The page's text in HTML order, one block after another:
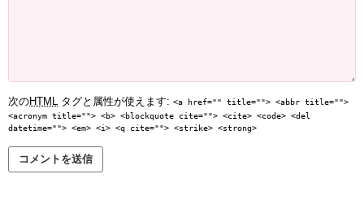
次のHTML タグと属性が使えます: <a href="" title=""> <abbr title="">
<acronym title=""> <b> <blockquote cite=""> <cite> <code> <del
datetime=""> <em> <i> <q cite=""> <strike> <strong>